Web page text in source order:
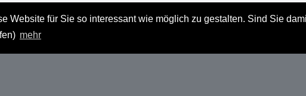
Website für Sie so interessant wie möglich zu gestalten. Sind Sie
mehr
Haftungsausschluss